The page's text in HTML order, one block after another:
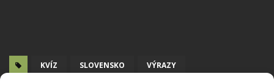
KVÍZ SLOVENSKO VÝRAZY